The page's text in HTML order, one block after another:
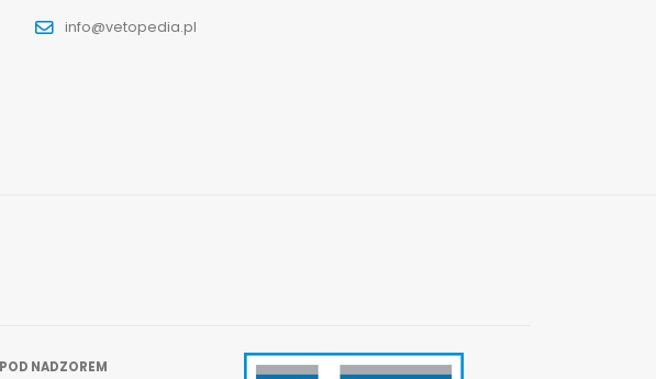
info@vetopedia.pl
NADZOREM